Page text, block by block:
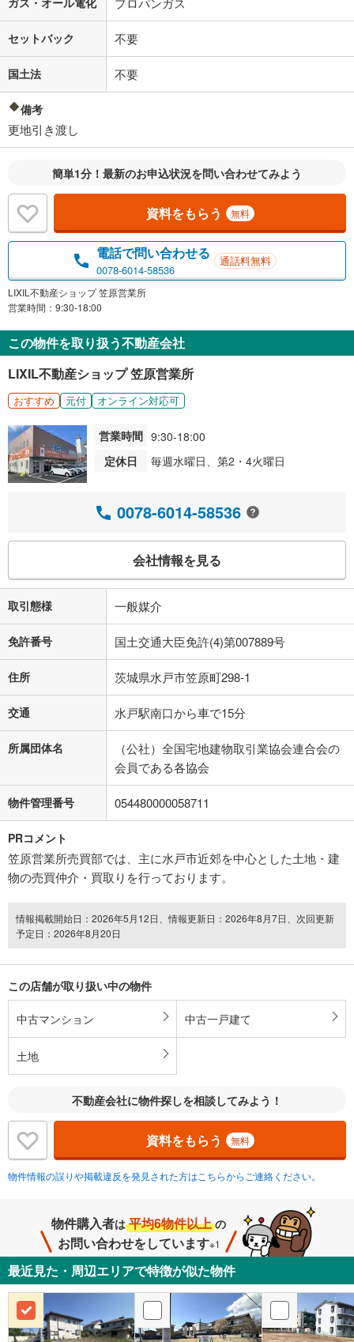
セットバック 不要
国土法 不要
備考
更地引き渡し
簡単1分！最新のお申込状況を問い合わせてみよう
資料をもらう 無料
電話で問い合わせる
0078-6014-58536
通話料無料
LIXIL不動産ショップ 笠原営業所
営業時間：9:30-18:00
この物件を取り扱う不動産会社
LIXIL不動産ショップ 笠原営業所
おすすめ 元付 オンライン対応可
営業時間 9:30-18:00
定休日
毎週水曜日、第2・4火曜日
0078-6014-58536
会社情報を見る
取引態様 一般媒介
免許番号 国土交通大臣免許(4)第007889号
住所 茨城県水戸市笠原町298-1
交通 水戸駅南口から車で15分
所属団体名
（公社）全国宅地建物取引業協会連合会の
会員である各協会
物件管理番号 054480000058711
PRコメント
笠原営業所売買部では、主に水戸市近郊を中心とした土地・建
物の売買仲介・買取りを行っております。
情報掲載開始日：2026年5月12日、情報更新日：2026年8月7日、次回更新
予定日：2026年8月20日
この店舗が取り扱い中の物件
中古マンション 中古一戸建て
土地
不動産会社に物件探しを相談してみよう！
資料をもらう 無料
物件情報の誤りや掲載違反を発見された方はこちらからご連絡ください。
物件購入者は 平均6物件以上 の
お問い合わせをしています※1
最近見た・周辺エリアで特徴が似た物件